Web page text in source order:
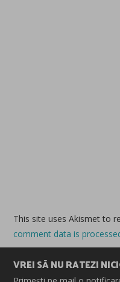
This site uses Akismet to
comment data is
VREI SĂ NU RATEZI